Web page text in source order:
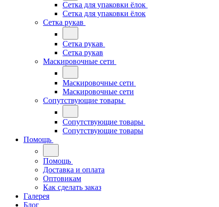
Сетка для упаковки ёлок
Сетка для упаковки ёлок
Сетка рукав
Сетка рукав
Сетка рукав
Маскировочные сети
Маскировочные сети
Маскировочные сети
Сопутствующие товары
Сопутствующие товары
Сопутствующие товары
Помощь
Помощь
Доставка и оплата
Оптовикам
Как сделать заказ
Галерея
Блог